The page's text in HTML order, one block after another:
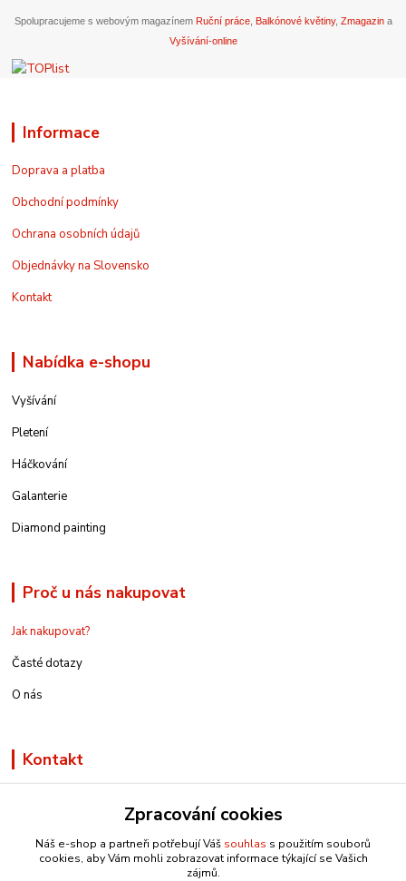
Spolupracujeme s webovým magazínem Ruční práce, Balkónové květiny, Zmagazina
Vyšívání-online
Informace
Doprava a platba
Obchodní podmínky
Ochrana osobních údajů
Objednávky na Slovensko
Kontakt
Nabídka e-shopu
Vyšívání
Pletení
Háčkování
Galanterie
Diamond painting
Proč u nás nakupovat
Jak nakupovat?
Časté dotazy
O nás
Kontakt
info@e-rucniprace.cz
Zpracování cookies
Náš e-shop a partneři potřebují Váš souhlas s použitím souborů
cookies, aby Vám mohli zobrazovat informace týkající se Vašich
zájmů.